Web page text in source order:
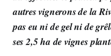
autres vignerons de la
pas eu ni de gel ni de
ses 2,5 ha de vignes